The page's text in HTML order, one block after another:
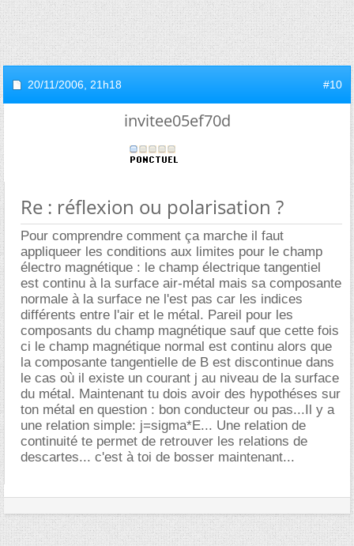
20/11/2006, 21h18 #10
invitee05ef70d
Re : réflexion ou polarisation ?
Pour comprendre comment ça marche il faut
appliqueer les conditions aux limites pour le champ
électro magnétique : le champ électrique tangentiel
est continu à la surface air-métal mais sa composante
normale à la surface ne l'est pas car les indices
différents entre l'air et le métal. Pareil pour les
composants du champ magnétique sauf que cette fois
ci le champ magnétique normal est continu alors que
la composante tangentielle de B est discontinue dans
le cas où il existe un courant j au niveau de la surface
du métal. Maintenant tu dois avoir des hypothéses sur
ton métal en question : bon conducteur ou pas...Il y a
une relation simple: j=sigma*E... Une relation de
continuité te permet de retrouver les relations de
descartes... c'est à toi de bosser maintenant...